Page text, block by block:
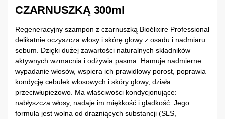
CZARNUSZKĄ 300ml
Regeneracyjny szampon z czarnuszką Bioélixire Professional
delikatnie oczyszcza włosy i skórę głowy z osadu i nadmiaru
sebum. Dzięki dużej zawartości naturalnych składników
aktywnych wzmacnia i odżywia pasma. Hamuje nadmierne
wypadanie włosów, wspiera ich prawidłowy porost, poprawia
kondycję cebulek włosowych i skóry głowy, działa
przeciwłupieżowo. Ma właściwości kondycjonujące:
nabłyszcza włosy, nadaje im miękkość i gładkość. Jego
formuła jest wolna od drażniących substancji (SLS,